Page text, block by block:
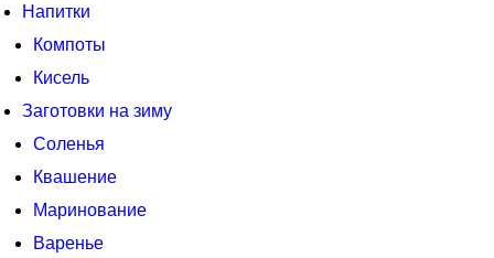
Напитки
Компоты
Кисель
Заготовки на зиму
Соленья
Квашение
Маринование
Варенье